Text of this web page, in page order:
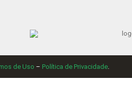
de Uso – Política de Privacidade